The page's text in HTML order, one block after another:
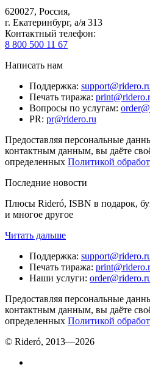
620027, Россия,
г. Екатеринбург, а/я 313
Контактный телефон:
8 800 500 11 67
Написать нам
Поддержка:
Печать тиража:
Вопросы по услугам:
PR: pr@ridero.ru
Предоставляя персональные
контактным данным, вы даёте
определенных Политикой
Последние новости
Плюсы Rideró, ISBN в подарок,
и многое другое
Читать дальше
Поддержка:
Печать тиража:
Наши услуги:
Предоставляя персональные
контактным данным, вы даёте
определенных Политикой
© Rideró, 2013—2026